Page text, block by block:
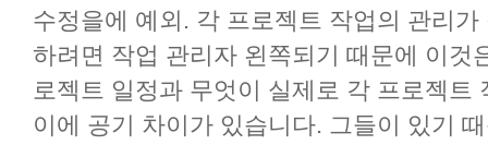
수정을에 예외. 각 프로젝트 작업의 관리
하려면 작업 관리자 왼쪽되기 때문에 이것
로젝트 일정과 무엇이 실제로 각 프로젝트
이에 공기 차이가 있습니다. 그들이 있기